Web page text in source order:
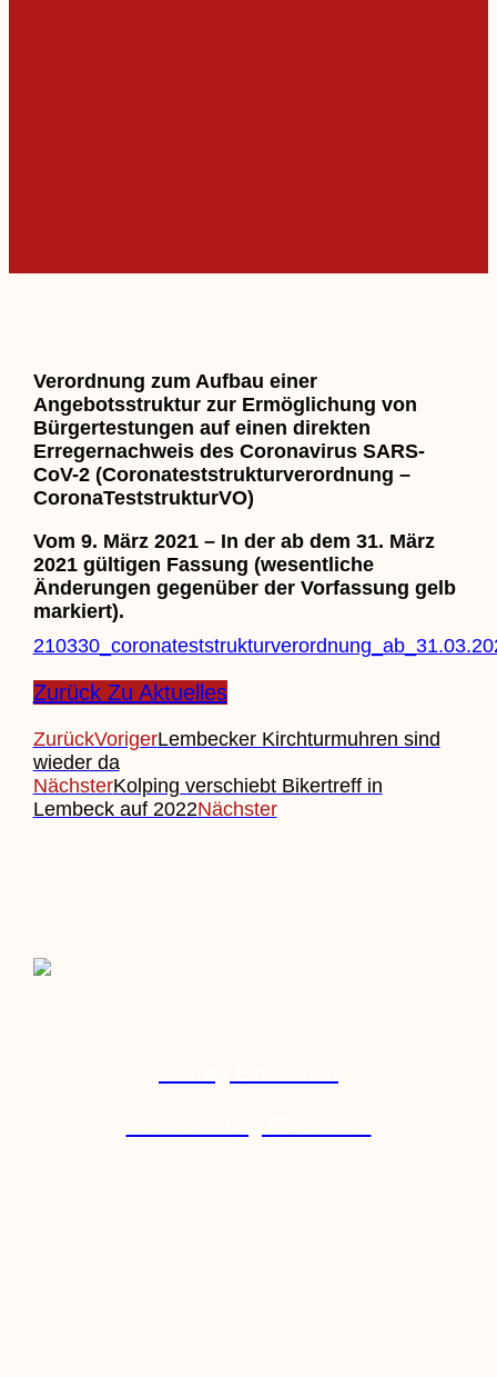
Verordnung zum Aufbau einer
Angebotsstruktur zur Ermöglichung von
Bürgertestungen auf einen direkten
Erregernachweis des Coronavirus SARS-
CoV-2 (Coronateststrukturverordnung –
CoronaTeststrukturVO)
Vom 9. März 2021 – In der ab dem 31. März
2021 gültigen Fassung (wesentliche
Änderungen gegenüber der Vorfassung gelb
markiert).
Zurück Zu Aktuelles
ZurückVorigerLembecker Kirchturmuhren sind
wieder da
NächsterKolping verschiebt Bikertreff in
Lembeck auf 2022Nächster